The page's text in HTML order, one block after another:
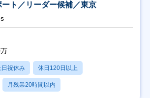
ート／リーダー候補／東京
日祝休み 休日120日以上
月残業20時間以内